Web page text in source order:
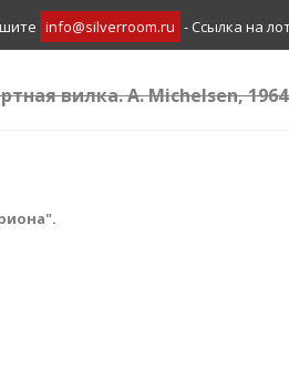
info@silverroom.ru - Ссылка на
вилка. A. Michelsen,